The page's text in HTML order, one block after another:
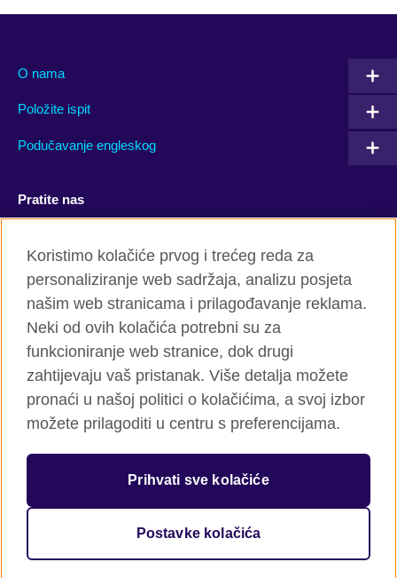
O nama
Položite ispit
Podučavanje engleskog
Pratite nas
Twitter Flickr
TikTok
British Council global
Privatnost i uslovi
Kolačići
© 2026 British Council
Koristimo kolačiće prvog i trećeg reda za
personaliziranje web sadržaja, analizu posjeta
našim web stranicama i prilagođavanje reklama.
Neki od ovih kolačića potrebni su za
funkcioniranje web stranice, dok drugi
zahtijevaju vaš pristanak. Više detalja možete
pronaći u našoj politici o kolačićima, a svoj izbor
možete prilagoditi u centru s preferencijama.
Prihvati sve kolačiće
Postavke kolačića